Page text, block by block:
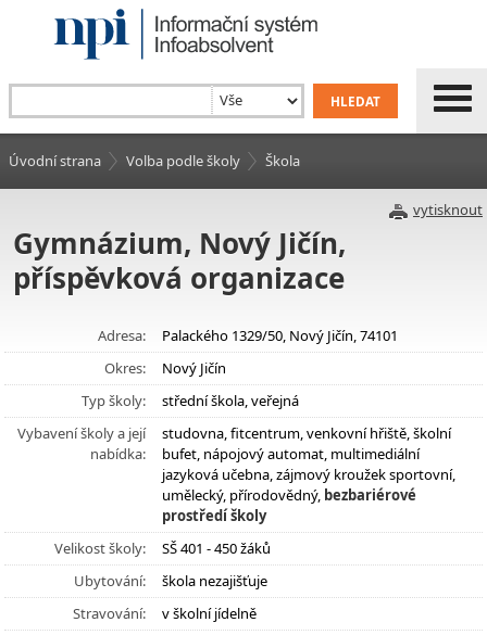
Úvodní strana Volba podle školy Škola
vytisknout
Gymnázium, Nový Jičín,
příspěvková organizace
Adresa:
Palackého 1329/50, Nový Jičín, 74101
Okres:
Nový Jičín
Typ školy:
střední škola, veřejná
Vybavení školy a její
nabídka:
studovna, fitcentrum, venkovní hřiště, školní
bufet, nápojový automat, multimediální
jazyková učebna, zájmový kroužek sportovní,
umělecký, přírodovědný, bezbariérové
prostředí školy
Velikost školy:
SŠ 401 - 450 žáků
Ubytování:
škola nezajišťuje
Stravování:
v školní jídelně